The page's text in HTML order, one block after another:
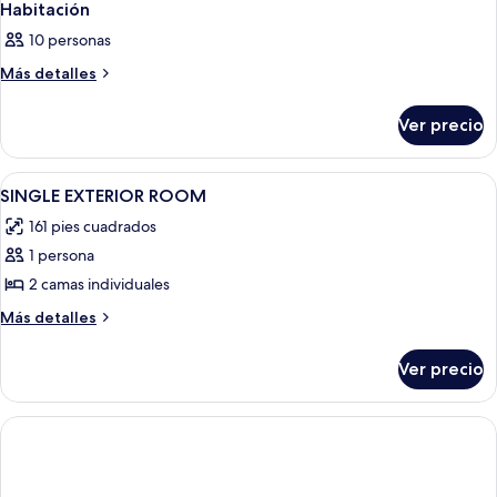
Habitación
10 personas
Más detalles
Más
Ver precio
Abrir
todas
las
fotos
de
SINGLE
Habitación de hotel con cama,
2
SINGLE EXTERIOR ROOM
161 pies cuadrados
1 persona
2 camas individuales
Más detalles
Más
EXTERIOR
ROOM
Ver precio